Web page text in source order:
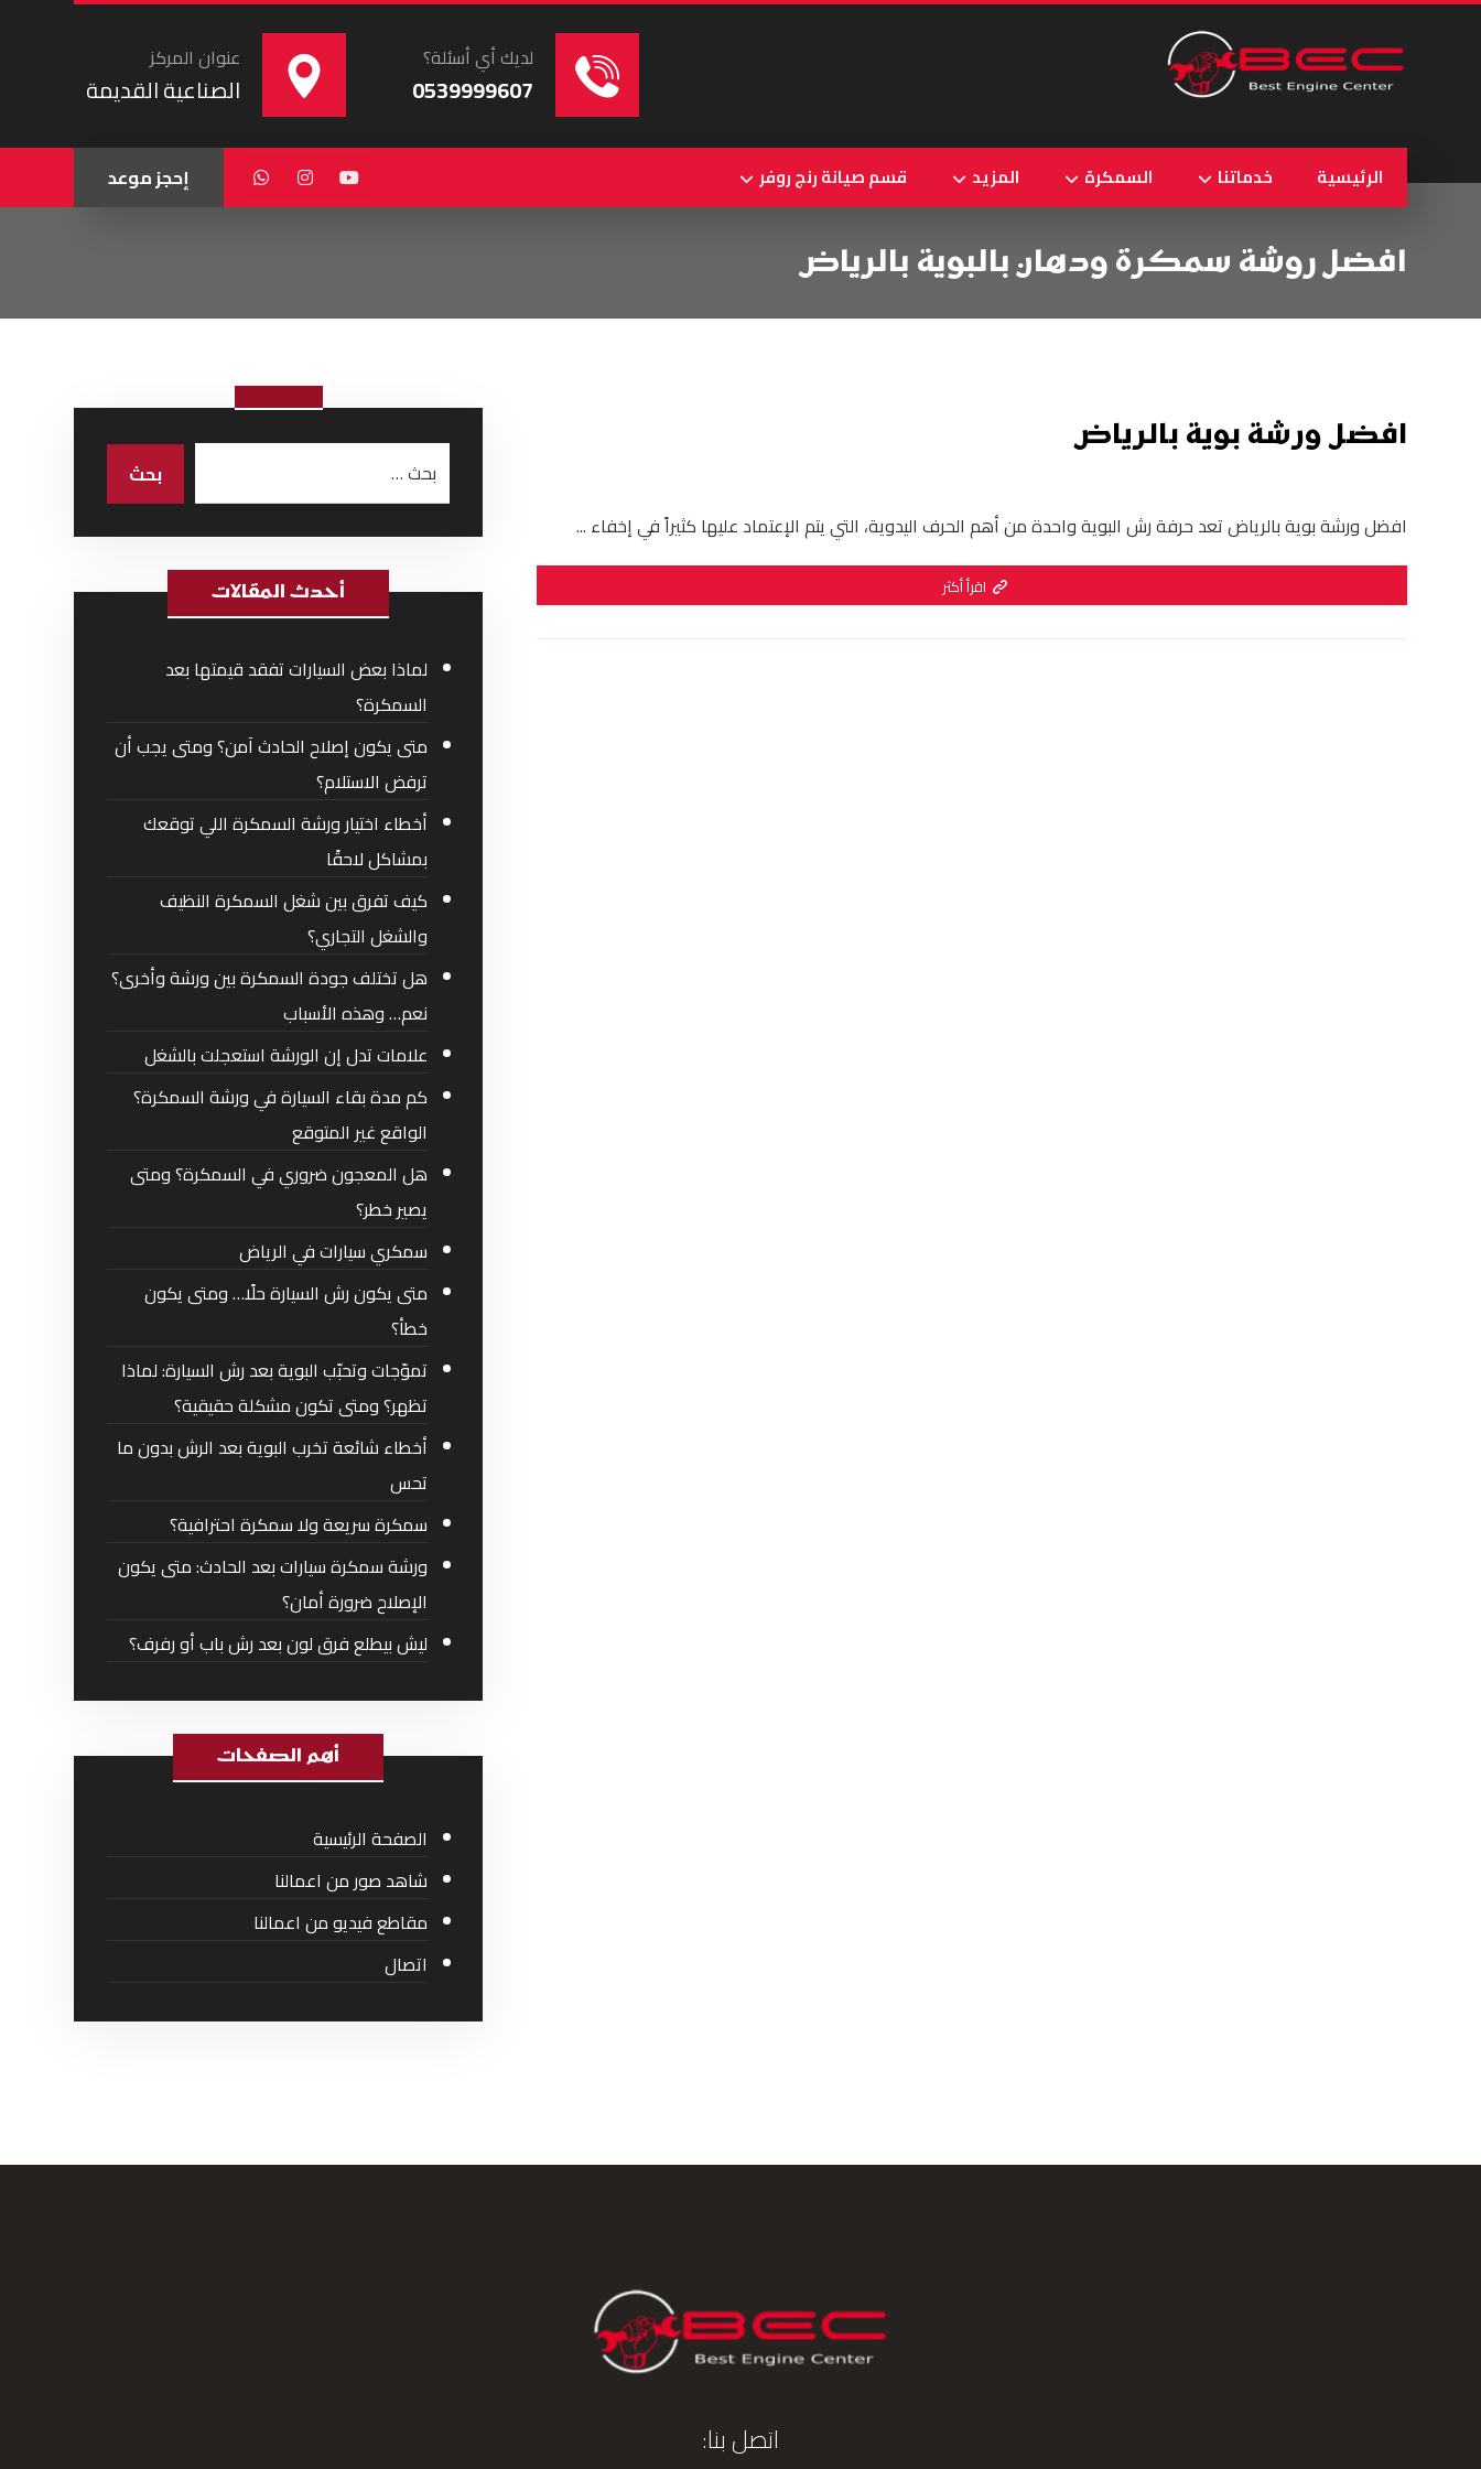
عنوان المركز
الصناعية القديمة
لديك أي أسئلة؟
0539999607
الرئيسية خدماتنا السمكرة المزيد قسم صيانة رنج روفر إحجز موعد
افضل روشة سمكرة ودهان بالبوية بالرياض
افضل ورشة بوية بالرياض
افضل ورشة بوية بالرياض تعد حرفة رش البوية واحدة من أهم الحرف اليدوية، التي يتم الإعتماد عليها كثيراً في إخفاء ...
اقرأ أكثر أحدث المقالات
لماذا بعض السيارات تفقد قيمتها بعد
السمكرة؟
متى يكون إصلاح الحادث آمن؟ ومتى يجب أن
ترفض الاستلام؟
أخطاء اختيار ورشة السمكرة اللي توقعك
بمشاكل لاحقًا
كيف تفرق بين شغل السمكرة النظيف
والشغل التجاري؟
هل تختلف جودة السمكرة بين ورشة وأخرى؟
نعم… وهذه الأسباب
علامات تدل إن الورشة استعجلت بالشغل
كم مدة بقاء السيارة في ورشة السمكرة؟
الواقع غير المتوقع
هل المعجون ضروري في السمكرة؟ ومتى
يصير خطر؟
سمكري سيارات في الرياض
متى يكون رش السيارة حلًا… ومتى يكون
خطأ؟
تموّجات وتحبّب البوية بعد رش السيارة: لماذا
تظهر؟ ومتى تكون مشكلة حقيقية؟
أخطاء شائعة تخرب البوية بعد الرش بدون ما
تحس
سمكرة سريعة ولا سمكرة احترافية؟
ورشة سمكرة سيارات بعد الحادث: متى يكون
الإصلاح ضرورة أمان؟
ليش بيطلع فرق لون بعد رش باب أو رفرف؟
أهم الصفحات
الصفحة الرئيسية
شاهد صور من اعمالنا
مقاطع فيديو من اعمالنا
اتصال
اتصل بنا: